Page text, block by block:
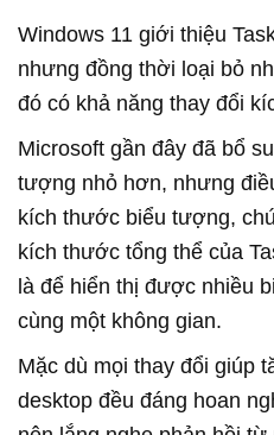
Windows 11 giới thiệu
nhưng đồng thời loại bỏ
đó có khả năng thay đổi
Microsoft gần đây đã bổ
tượng nhỏ hơn, nhưng
kích thước biểu tượng,
kích thước tổng thể của
là để hiển thị được nhiều
cùng một không gian.
Mặc dù mọi thay đổi giúp
desktop đều đáng hoan